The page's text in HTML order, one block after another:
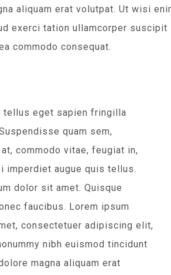
aliquam erat volutpat. Ut wisi
exerci tation ullamcorper
commodo consequat.
tellus eget sapien fringilla
quam sem,
commodo vitae, feugiat in,
imperdiet augue quis tellus.
dolor sit amet. Quisque
faucibus. Lorem ipsum
consectetuer adipiscing elit,
nibh euismod tincidunt
magna aliquam erat